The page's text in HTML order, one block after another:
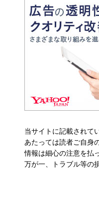
当サイトに記載されて
あたっては読者ご自身
情報は細心の注意を払
万が一、トラブル等の